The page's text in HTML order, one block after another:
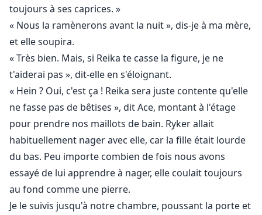
toujours à ses caprices. »
« Nous la ramènerons avant la nuit », dis-je à ma mère,
et elle soupira.
« Très bien. Mais, si Reika te casse la figure, je ne
t'aiderai pas », dit-elle en s'éloignant.
« Hein ? Oui, c'est ça ! Reika sera juste contente qu'elle
ne fasse pas de bêtises », dit Ace, montant à l'étage
pour prendre nos maillots de bain. Ryker allait
habituellement nager avec elle, car la fille était lourde
du bas. Peu importe combien de fois nous avons
essayé de lui apprendre à nager, elle coulait toujours
au fond comme une pierre.
Je le suivis jusqu'à notre chambre, poussant la porte et